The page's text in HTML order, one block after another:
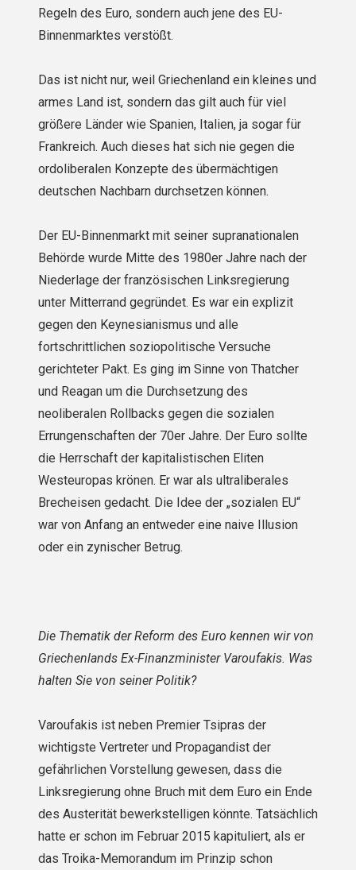
Regeln des Euro, sondern auch jene des EU-
Binnenmarktes verstößt.
Das ist nicht nur, weil Griechenland ein kleines und
armes Land ist, sondern das gilt auch für viel
größere Länder wie Spanien, Italien, ja sogar für
Frankreich. Auch dieses hat sich nie gegen die
ordoliberalen Konzepte des übermächtigen
deutschen Nachbarn durchsetzen können.
Der EU-Binnenmarkt mit seiner supranationalen
Behörde wurde Mitte des 1980er Jahre nach der
Niederlage der französischen Linksregierung
unter Mitterrand gegründet. Es war ein explizit
gegen den Keynesianismus und alle
fortschrittlichen soziopolitische Versuche
gerichteter Pakt. Es ging im Sinne von Thatcher
und Reagan um die Durchsetzung des
neoliberalen Rollbacks gegen die sozialen
Errungenschaften der 70er Jahre. Der Euro sollte
die Herrschaft der kapitalistischen Eliten
Westeuropas krönen. Er war als ultraliberales
Brecheisen gedacht. Die Idee der „sozialen EU“
war von Anfang an entweder eine naive Illusion
oder ein zynischer Betrug.
Die Thematik der Reform des Euro kennen wir von
Griechenlands Ex-Finanzminister Varoufakis. Was
halten Sie von seiner Politik?
Varoufakis ist neben Premier Tsipras der
wichtigste Vertreter und Propagandist der
gefährlichen Vorstellung gewesen, dass die
Linksregierung ohne Bruch mit dem Euro ein Ende
des Austerität bewerkstelligen könnte. Tatsächlich
hatte er schon im Februar 2015 kapituliert, als er
das Troika-Memorandum im Prinzip schon